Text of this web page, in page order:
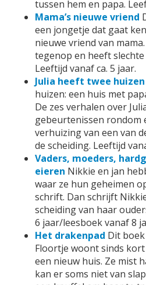
tussen hem en papa.
Mama’s nieuwe vriend
een jongetje dat gaat
nieuwe vriend van
tegenop en heeft
Leeftijd vanaf ca. 5 jaar.
Julia heeft twee huizen
huizen: een huis met
De zes verhalen over
gebeurtenissen rondom
verhuizing van een van
de scheiding. Leeftijd
Vaders, moeders,
eieren Nikkie en jan
waar ze hun geheimen
schrift. Dan schrijft
scheiding van haar
6 jaar/leesboek vanaf 8
Het drakenpad Dit
Floortje woont sinds
een nieuw huis. Ze mist
kan er soms niet van